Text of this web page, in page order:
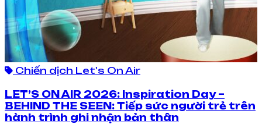
Chiến dịch Let's On Air
LET’S ON AIR 2026: Inspiration Day –
BEHIND THE SEEN: Tiếp sức người trẻ trên
hành trình ghi nhận bản thân